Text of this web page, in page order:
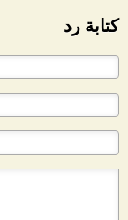
كتابة رد